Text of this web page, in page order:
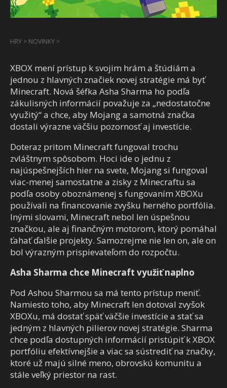
HRY > NOVINKY >
XBOX mení prístup k svojim hrám a štúdiám a
jednou z hlavných značiek novej stratégie má byť
Minecraft. Nová šéfka Asha Sharma ho podľa
zákulisných informácií považuje za „nedostatočne
využitý“ a chce, aby Mojang a samotná značka
dostali výrazne väčšiu pozornosť aj investície.
Doteraz pritom Minecraft fungoval trochu
zvláštnym spôsobom. Hoci ide o jednu z
najúspešnejších hier na svete, Mojang si fungoval
viac-menej samostatne a zisky z Minecraftu sa
podľa osoby oboznámenej s fungovaním XBOXu
používali na financovanie zvyšku herného portfólia.
Inými slovami, Minecraft nebol len úspešnou
značkou, ale aj finančným motorom, ktorý pomáhal
ťahať ďalšie projekty. Samozrejme nie len on, ale on
bol výrazným prispievateľom do rozpočtu.
Asha Sharma chce Minecraft využiť naplno
Pod Ashou Sharmou sa má tento prístup meniť.
Namiesto toho, aby Minecraft len dotoval zvyšok
XBOXu, má dostať späť väčšie investície a stať sa
jedným z hlavných pilierov novej stratégie. Sharma
chce podľa dostupných informácií pristúpiť k XBOX
portfóliu efektívnejšie a viac sa sústrediť na značky,
ktoré už majú silné meno, obrovskú komunitu a
stále veľký priestor na rast.